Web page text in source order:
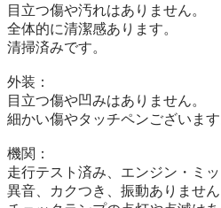
目立つ傷や汚れはありません。
全体的に清潔感あります。
清掃済みです。
外装：
目立つ傷や凹みはありません。
細かい傷やタッチペンございます
機関：
走行テスト済み、エンジン・ミッ
異音、カクつき、振動ありません